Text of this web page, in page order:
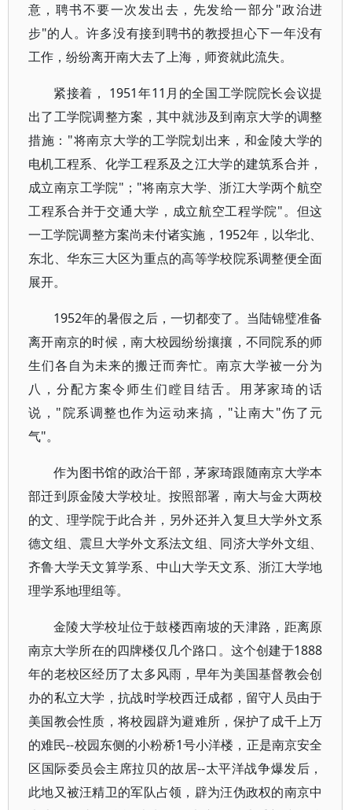
意，聘书不要一次发出去，先发给一部分"政治进
步"的人。许多没有接到聘书的教授担心下一年没有
工作，纷纷离开南大去了上海，师资就此流失。
紧接着， 1951年11月的全国工学院院长会议提
出了工学院调整方案，其中就涉及到南京大学的调整
措施："将南京大学的工学院划出来，和金陵大学的
电机工程系、化学工程系及之江大学的建筑系合并，
成立南京工学院"；"将南京大学、浙江大学两个航空
工程系合并于交通大学，成立航空工程学院"。但这
一工学院调整方案尚未付诸实施，1952年，以华北、
东北、华东三大区为重点的高等学校院系调整便全面
展开。
1952年的暑假之后，一切都变了。当陆锦璧准备
离开南京的时候，南大校园纷纷攘攘，不同院系的师
生们各自为未来的搬迁而奔忙。南京大学被一分为
八，分配方案令师生们瞠目结舌。用茅家琦的话
说，"院系调整也作为运动来搞，"让南大"伤了元
气"。
作为图书馆的政治干部，茅家琦跟随南京大学本
部迁到原金陵大学校址。按照部署，南大与金大两校
的文、理学院于此合并，另外还并入复旦大学外文系
德文组、震旦大学外文系法文组、同济大学外文组、
齐鲁大学天文算学系、中山大学天文系、浙江大学地
理学系地理组等。
金陵大学校址位于鼓楼西南坡的天津路，距离原
南京大学所在的四牌楼仅几个路口。这个创建于1888
年的老校区经历了太多风雨，早年为美国基督教会创
办的私立大学，抗战时学校西迁成都，留守人员由于
美国教会性质，将校园辟为避难所，保护了成千上万
的难民--校园东侧的小粉桥1号小洋楼，正是南京安全
区国际委员会主席拉贝的故居--太平洋战争爆发后，
此地又被汪精卫的军队占领，辟为汪伪政权的南京中